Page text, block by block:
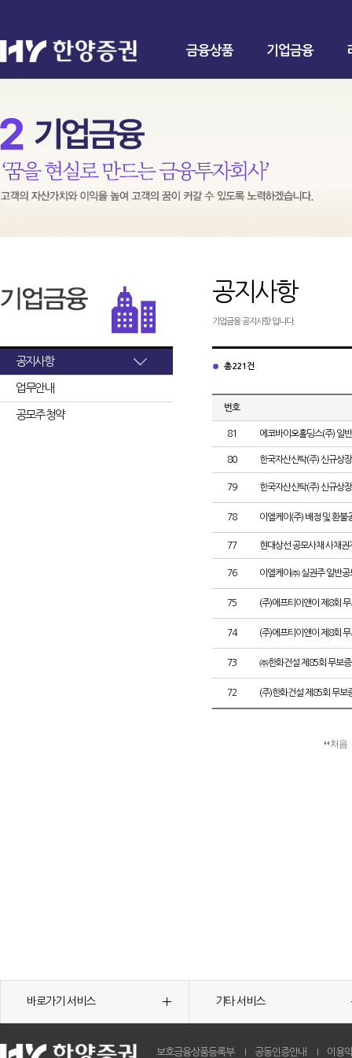
금융상품 기업금융
공지사항
업무안내
공모주 청약
공지사항
기업금융 공지사항 입니다.
총 221건
번호
81 에코바이오홀딩스(주) 일
80 한국자산신탁(주) 신규상
79 한국자산신탁(주) 신규상
78 이엘케이(주) 배정 및 환불
77 현대상선 공모사채 사채권
76 이엘케이㈜ 실권주 일반공
75 (주)에프티이앤이 제8회
74 (주)에프티이앤이 제8회
73 ㈜한화건설 제85회 무보
72 (주)한화건설 제85회 무보
처음
바로가기 서비스 기타 서비스
보호금융상품등록부 공동인증안내 이용